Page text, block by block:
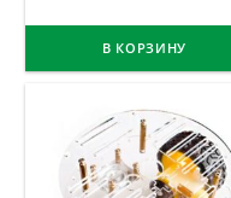
В КОРЗИНУ